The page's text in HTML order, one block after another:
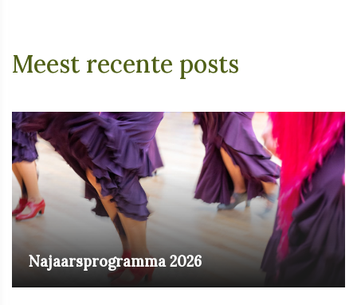
Meest recente posts
Najaarsprogramma 2026